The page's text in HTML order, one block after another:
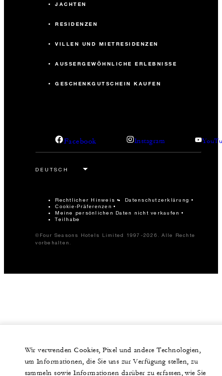
JACHTEN
RESIDENZEN
VILLEN UND MIETRESIDENZEN
AUSSERGEWÖHNLICHE ERLEBNISSE
GESCHENKGUTSCHEIN KAUFEN
Facebook Instagram
Rechtlicher Hinweis Datenschutzerklärung
Cookie-Präferenzen
Meine persönlichen Daten nicht verkaufen
Teilhabe
©Four Seasons Hotels Limited 1997-2026. Alle Rechte
vorbehalten.
Wir verwenden Cookies, Pixel und andere Technologien,
um Informationen, die Sie uns zur Verfügung stellen, zu
sammeln sowie Informationen darüber zu erfassen, wie Sie